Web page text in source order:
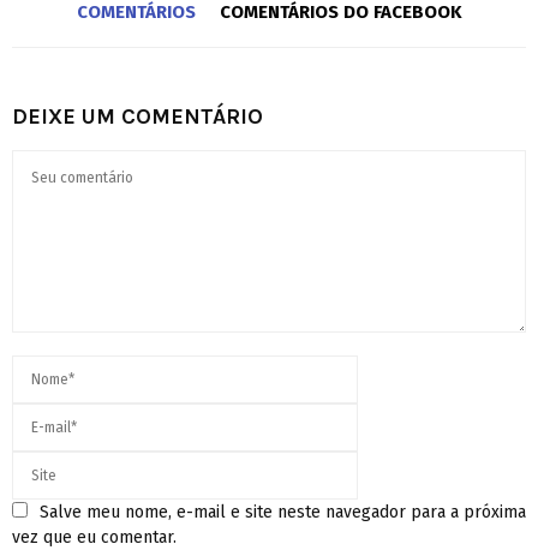
COMENTÁRIOS COMENTÁRIOS DO FACEBOOK
DEIXE UM COMENTÁRIO
Salve meu nome, e-mail e site neste navegador para a próxima
vez que eu comentar.